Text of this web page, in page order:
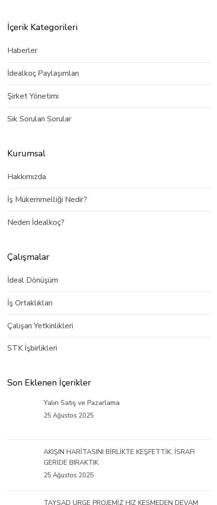
İçerik Kategorileri
Haberler
İdealkoç Paylaşımları
Şirket Yönetimi
Sık Sorulan Sorular
Kurumsal
Hakkımızda
İş Mükemmelliği Nedir?
Neden İdealkoç?
Çalışmalar
İdeal Dönüşüm
İş Ortaklıkları
Çalışan Yetkinlikleri
STK İşbirlikleri
Son Eklenen İçerikler
Yalın Satış ve Pazarlama
25 Ağustos 2025
AKIŞIN HARİTASINI BİRLİKTE KEŞFETTİK. İSRAFI
GERİDE BIRAKTIK
25 Ağustos 2025
TAYSAD URGE PROJEMİZ HIZ KESMEDEN DEVAM